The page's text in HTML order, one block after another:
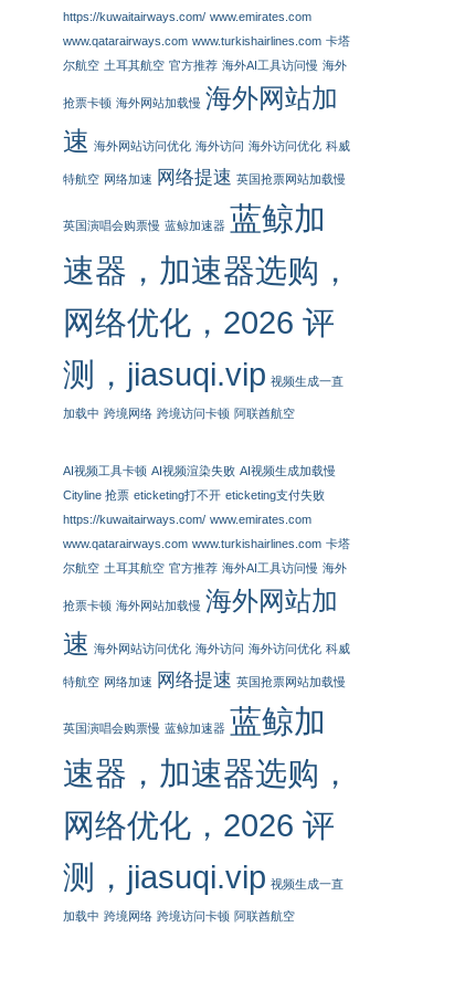
https://kuwaitairways.com/ www.emirates.com
www.qatarairways.com www.turkishairlines.com 卡塔
尔航空 土耳其航空 官方推荐 海外AI工具访问慢 海外
抢票卡顿 海外网站加载慢 海外网站加
速 海外网站访问优化 海外访问 海外访问优化 科威
特航空 网络加速 网络提速 英国抢票网站加载慢
英国演唱会购票慢 蓝鲸加速器 蓝鲸加
速器，加速器选购，
网络优化，2026 评
测，jiasuqi.vip 视频生成一直
加载中 跨境网络 跨境访问卡顿 阿联酋航空
AI视频工具卡顿 AI视频渲染失败 AI视频生成加载慢
Cityline 抢票 eticketing打不开 eticketing支付失败
https://kuwaitairways.com/ www.emirates.com
www.qatarairways.com www.turkishairlines.com 卡塔
尔航空 土耳其航空 官方推荐 海外AI工具访问慢 海外
抢票卡顿 海外网站加载慢 海外网站加
速 海外网站访问优化 海外访问 海外访问优化 科威
特航空 网络加速 网络提速 英国抢票网站加载慢
英国演唱会购票慢 蓝鲸加速器 蓝鲸加
速器，加速器选购，
网络优化，2026 评
测，jiasuqi.vip 视频生成一直
加载中 跨境网络 跨境访问卡顿 阿联酋航空